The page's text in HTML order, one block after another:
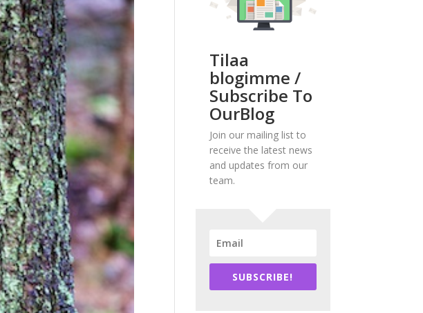
Tilaa
blogimme /
Subscribe To
OurBlog
Join our mailing list to
receive the latest news
and updates from our
team.
SUBSCRIBE!